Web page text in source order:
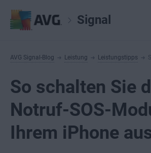
Signal
AVG Signal-Blog Leistung Leistungstipps
So schalten Sie
Notruf-SOS-
Ihrem iPhone